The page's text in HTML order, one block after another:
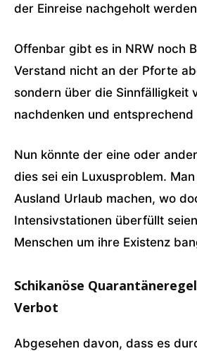
der Einreise nachgeholt
Offenbar gibt es in NRW noch
Verstand nicht an der Pforte
sondern über die Sinnfälligkeit
nachdenken und entsprechend
Nun könnte der eine oder
dies sei ein Luxusproblem.
Ausland Urlaub machen, wo
Intensivstationen überfüllt
Menschen um ihre Existenz
Schikanöse
Verbot
Abgesehen davon, dass es